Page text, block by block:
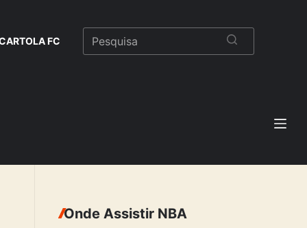
FC
Onde Assistir NBA